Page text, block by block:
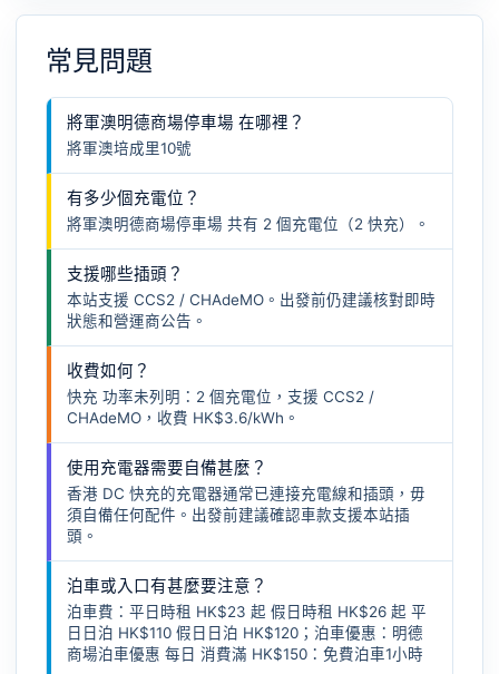
常見問題
將軍澳明德商場停車場 在哪裡？
將軍澳培成里10號
有多少個充電位？
將軍澳明德商場停車場 共有 2 個充電位（2 快充）。
支援哪些插頭？
本站支援 CCS2 / CHAdeMO。出發前仍建議核對即時
狀態和營運商公告。
收費如何？
快充 功率未列明：2 個充電位，支援 CCS2 /
CHAdeMO，收費 HK$3.6/kWh。
使用充電器需要自備甚麼？
香港 DC 快充的充電器通常已連接充電線和插頭，毋
須自備任何配件。出發前建議確認車款支援本站插
頭。
泊車或入口有甚麼要注意？
泊車費：平日時租 HK$23 起 假日時租 HK$26 起 平
日日泊 HK$110 假日日泊 HK$120；泊車優惠：明德
商場泊車優惠 每日 消費滿 HK$150：免費泊車1小時